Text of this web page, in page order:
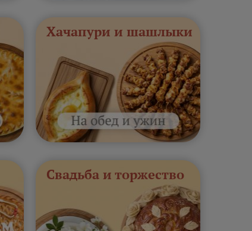
Хачапури и шашлыки
Свадьба и торжество